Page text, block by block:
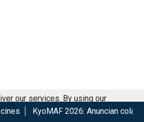
Anuncian colaboraciones y
our services. By using our
our use of cookies.
Got it